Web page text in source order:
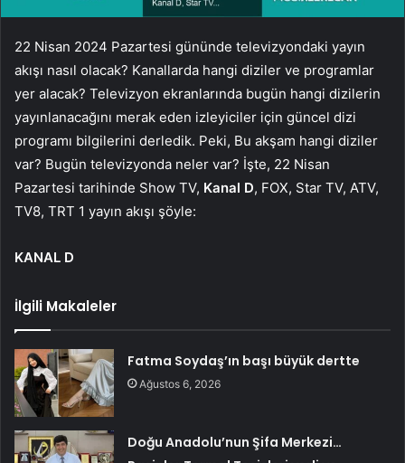
22 Nisan 2024 Pazartesi gününde televizyondaki yayın
akışı nasıl olacak? Kanallarda hangi diziler ve programlar
yer alacak? Televizyon ekranlarında bugün hangi dizilerin
yayınlanacağını merak eden izleyiciler için güncel dizi
programı bilgilerini derledik. Peki, Bu akşam hangi diziler
var? Bugün televizyonda neler var? İşte, 22 Nisan
Pazartesi tarihinde Show TV, Kanal D, FOX, Star TV, ATV,
TV8, TRT 1 yayın akışı şöyle:
KANAL D
İlgili Makaleler
Fatma Soydaş’ın başı büyük dertte
Ağustos 6, 2026
Doğu Anadolu’nun Şifa Merkezi…